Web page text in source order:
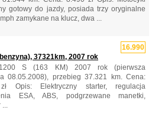
gotowy do jazdy, posiada trzy oryginalne
zamykane na klucz, dwa ...
16.990
37321km, 2007 rok
S (163 KM) 2007 rok (pierwsza
08.05.2008), przebieg 37.321 km. Cena:
Opis: Elektryczny starter, regulacja
ESA, ABS, podgrzewane manetki,
...